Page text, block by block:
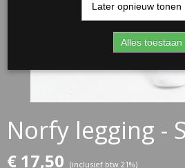
Norfy legging -
€ 17,50 (inclusief btw 21%)
Later opnieuw tonen
Alles toestaan